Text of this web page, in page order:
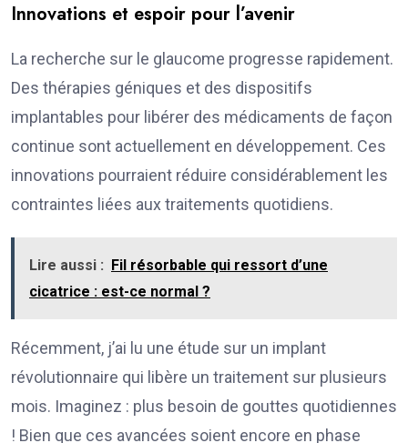
Innovations et espoir pour l’avenir
La recherche sur le glaucome progresse rapidement.
Des thérapies géniques et des dispositifs
implantables pour libérer des médicaments de façon
continue sont actuellement en développement. Ces
innovations pourraient réduire considérablement les
contraintes liées aux traitements quotidiens.
Lire aussi :
Fil résorbable qui ressort d’une
cicatrice : est-ce normal ?
Récemment, j’ai lu une étude sur un implant
révolutionnaire qui libère un traitement sur plusieurs
mois. Imaginez : plus besoin de gouttes quotidiennes
! Bien que ces avancées soient encore en phase